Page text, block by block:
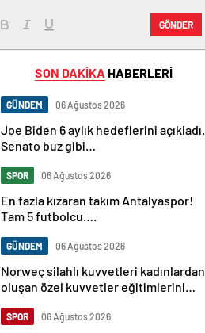
GÖNDER
SON DAKİKA HABERLERİ
GÜNDEM 06 Ağustos 2026
Joe Biden 6 aylık hedeflerini açıkladı.
Senato buz gibi…
SPOR 06 Ağustos 2026
En fazla kızaran takım Antalyaspor!
Tam 5 futbolcu….
GÜNDEM 06 Ağustos 2026
Norweç silahlı kuvvetleri kadınlardan
oluşan özel kuvvetler eğitimlerini
SPOR 06 Ağustos 2026